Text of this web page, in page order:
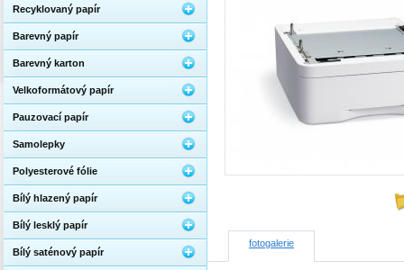
fotogalerie
Recyklovaný papír
Barevný papír
Barevný karton
Velkoformátový papír
Pauzovací papír
Samolepky
Polyesterové fólie
Bílý hlazený papír
Bílý lesklý papír
Bílý saténový papír